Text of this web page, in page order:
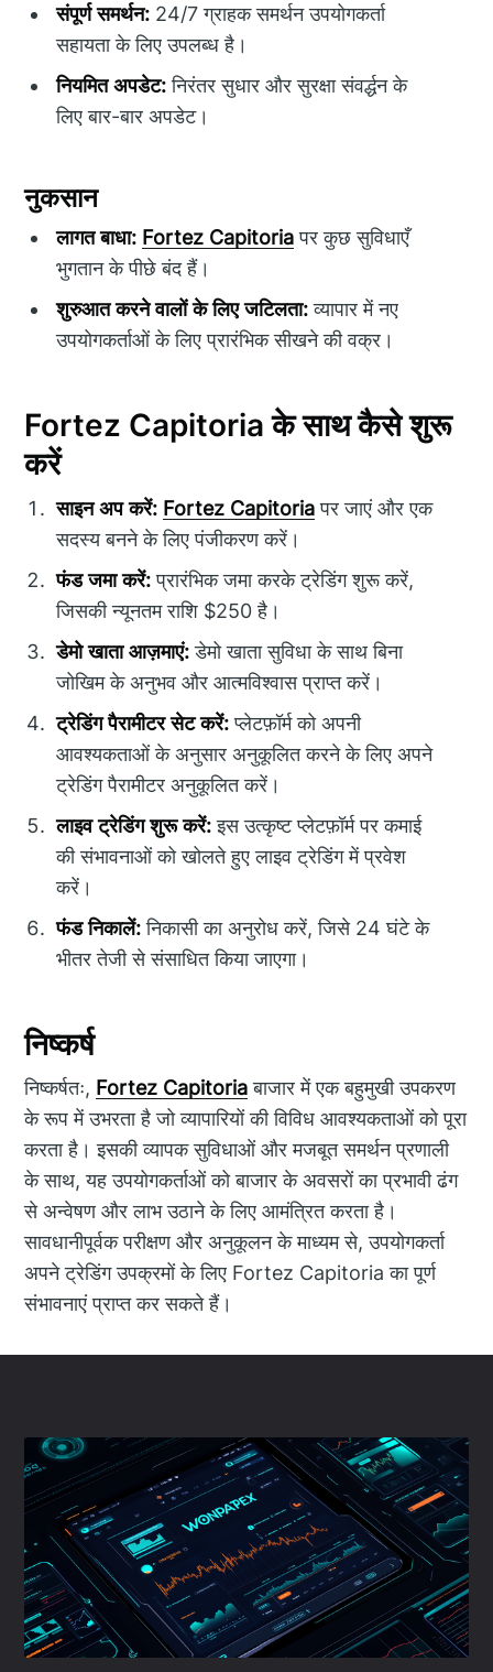
संपूर्ण समर्थन: 24/7 ग्राहक समर्थन उपयोगकर्ता
सहायता के लिए उपलब्ध है।
नियमित अपडेट:निरंतर सुधार और सुरक्षा संवर्द्धन के
लिए बार-बार अपडेट।
नुकसान
लागत बाधा: Fortez Capitoriaपर कुछ सुविधाएँ
भुगतान के पीछे बंद हैं।
शुरुआत करने वालों के लिए जटिलता:व्यापार में नए
उपयोगकर्ताओं के लिए प्रारंभिक सीखने की वक्र।
Fortez Capitoria के साथ कैसे शुरू
करें
साइन अप करें: Fortez Capitoriaपर जाएं और एक
सदस्य बनने के लिए पंजीकरण करें।
फंड जमा करें:प्रारंभिक जमा करके ट्रेडिंग शुरू करें,
जिसकी न्यूनतम राशि $250 है।
डेमो खाता आज़माएं:डेमो खाता सुविधा के साथ बिना
जोखिम के अनुभव और आत्मविश्वास प्राप्त करें।
ट्रेडिंग पैरामीटर सेट करें:प्लेटफ़ॉर्म को अपनी
आवश्यकताओं के अनुसार अनुकूलित करने के लिए अपने
ट्रेडिंग पैरामीटर अनुकूलित करें।
लाइव ट्रेडिंग शुरू करें:इस उत्कृष्ट प्लेटफ़ॉर्म पर कमाई
की संभावनाओं को खोलते हुए लाइव ट्रेडिंग में प्रवेश
करें।
फंड निकालें:निकासी का अनुरोध करें, जिसे 24 घंटे के
भीतर तेजी से संसाधित किया जाएगा।
निष्कर्ष
निष्कर्षतः, Fortez Capitoriaबाजार में एक बहुमुखी उपकरण
के रूप में उभरता है जो व्यापारियों की विविध आवश्यकताओं को पूरा
करता है। इसकी व्यापक सुविधाओं और मजबूत समर्थन प्रणाली
के साथ, यह उपयोगकर्ताओं को बाजार के अवसरों का प्रभावी ढंग
से अन्वेषण और लाभ उठाने के लिए आमंत्रित करता है।
सावधानीपूर्वक परीक्षण और अनुकूलन के माध्यम से, उपयोगकर्ता
अपने ट्रेडिंग उपक्रमों के लिए Fortez Capitoria का पूर्ण
संभावनाएं प्राप्त कर सकते हैं।